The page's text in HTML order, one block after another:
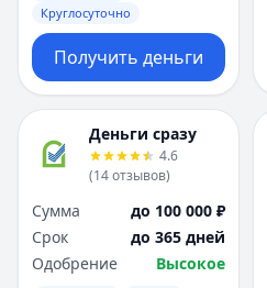
Круглосуточно
Получить деньги
Деньги сразу
4.6
(14отзывов)
Сумма
до 100 000 ₽
Срок
до 365 дней
Одобрение
Высокое